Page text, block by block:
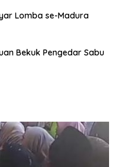
Lomba se-Madura
Bekuk Pengedar Sabu